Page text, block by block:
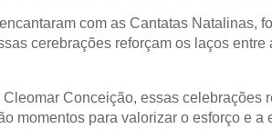
com as Cantatas Natalinas,
cerebrações reforçam os laços
Conceição, essas celebrações
momentos para valorizar o esforço e a